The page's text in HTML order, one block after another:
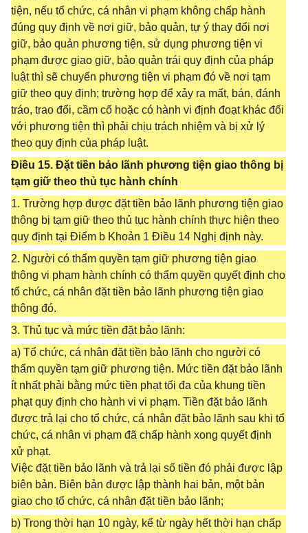
tiện, nếu tổ chức, cá nhân vi phạm không chấp hành
đúng quy định về nơi giữ, bảo quản, tự ý thay đổi nơi
giữ, bảo quản phương tiện, sử dụng phương tiện vi
phạm được giao giữ, bảo quản trái quy định của pháp
luật thì sẽ chuyển phương tiện vi phạm đó về nơi tạm
giữ theo quy định; trường hợp để xảy ra mất, bán, đánh
tráo, trao đổi, cầm cố hoặc có hành vi định đoạt khác đối
với phương tiện thì phải chịu trách nhiệm và bị xử lý
theo quy định của pháp luật.
Điều 15. Đặt tiền bảo lãnh phương tiện giao thông bị
tạm giữ theo thủ tục hành chính
1. Trường hợp được đặt tiền bảo lãnh phương tiện giao
thông bị tạm giữ theo thủ tục hành chính thực hiện theo
quy định tại Điểm b Khoản 1 Điều 14 Nghị định này.
2. Người có thẩm quyền tạm giữ phương tiện giao
thông vi phạm hành chính có thẩm quyền quyết định cho
tổ chức, cá nhân đặt tiền bảo lãnh phương tiện giao
thông đó.
3. Thủ tục và mức tiền đặt bảo lãnh:
a) Tổ chức, cá nhân đặt tiền bảo lãnh cho người có
thẩm quyền tạm giữ phương tiện. Mức tiền đặt bảo lãnh
ít nhất phải bằng mức tiền phạt tối đa của khung tiền
phạt quy định cho hành vi vi phạm. Tiền đặt bảo lãnh
được trả lại cho tổ chức, cá nhân đặt bảo lãnh sau khi tổ
chức, cá nhân vi phạm đã chấp hành xong quyết định
xử phạt.
Việc đặt tiền bảo lãnh và trả lại số tiền đó phải được lập
biên bản. Biên bản được lập thành hai bản, một bản
giao cho tổ chức, cá nhân đặt tiền bảo lãnh;
b) Trong thời hạn 10 ngày, kể từ ngày hết thời hạn chấp